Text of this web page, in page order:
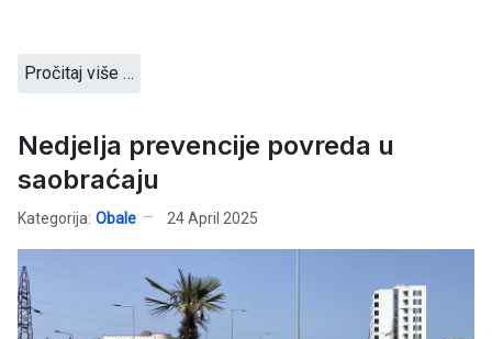
Pročitaj više …
Nedjelja prevencije povreda u
saobraćaju
Kategorija: Obale 24 April 2025